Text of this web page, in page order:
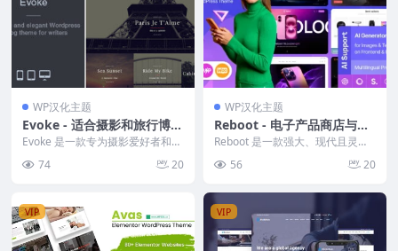
WP汉化主题
Evoke - 适合摄影和旅行博客
的WordPress主题
Evoke 是一款专为摄影爱好者和旅
旨在...
74 20
WP汉化主题
Reboot - 电子产品商店与设
备维修 WordPress 主题
Reboot 是一款强大、现代且灵活
Press...
56 20
VIP VIP